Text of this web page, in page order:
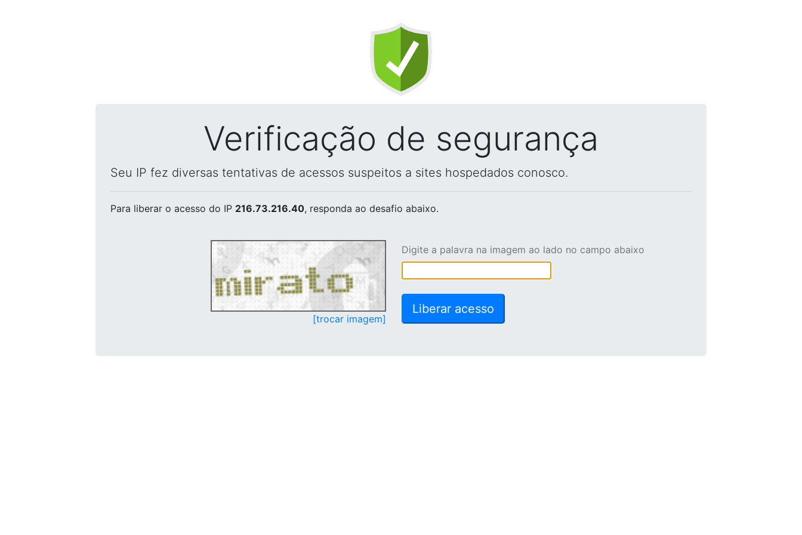
Verificação de segurança
Seu IP fez diversas tentativas de acessos suspeitos a sites hospedados conosco.
Para liberar o acesso do IP 216.73.216.40, responda ao desafio abaixo.
[trocar imagem]
Digite a palavra na imagem ao lado no campo abaixo